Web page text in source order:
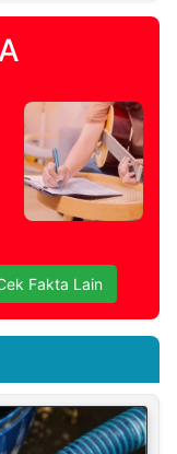
Fakta Lain